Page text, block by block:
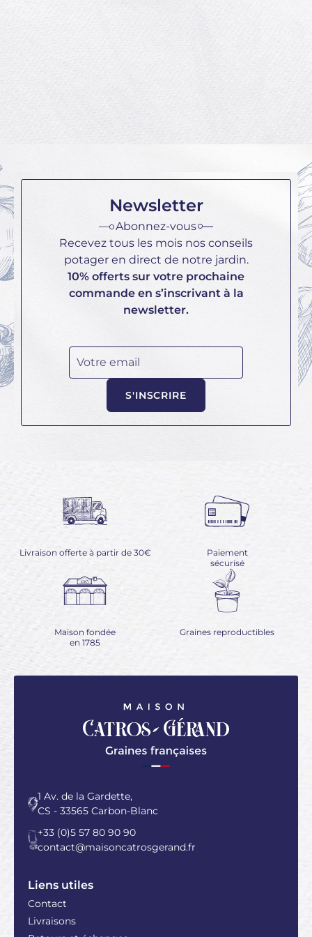
cultiver, mais il demande un peu
Newsletter
Abonnez-vous
Recevez tous les mois nos conseils
potager en direct de notre jardin.
10% offerts sur votre prochaine
commande en s’inscrivant à la
newsletter.
Votre email
S'INSCRIRE
Livraison offerte à partir de 30€
Paiement
sécurisé
Maison fondée
en 1785
Graines reproductibles
1 Av. de la Gardette,
CS - 33565 Carbon-Blanc
+33 (0)5 57 80 90 90
contact@maisoncatrosgerand.fr
Liens utiles
Contact
Livraisons